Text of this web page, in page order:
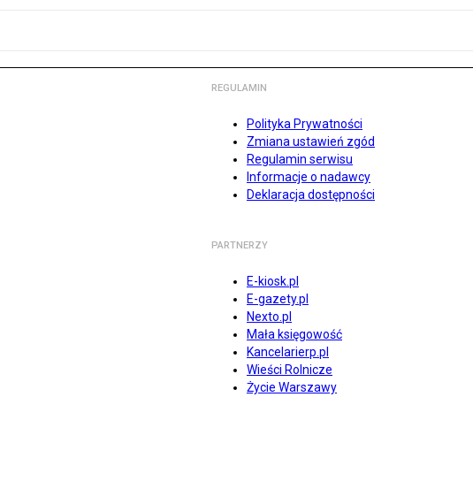
REGULAMIN
Polityka Prywatności
Zmiana ustawień zgód
Regulamin serwisu
Informacje o nadawcy
Deklaracja dostępności
PARTNERZY
E-kiosk.pl
E-gazety.pl
Nexto.pl
Mała księgowość
Kancelarierp.pl
Wieści Rolnicze
Życie Warszawy